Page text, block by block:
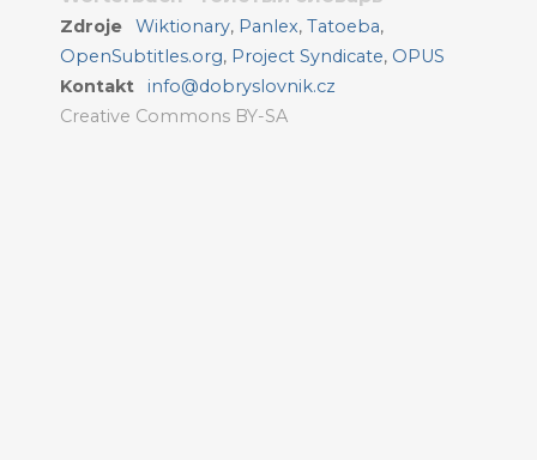
Zdroje Wiktionary, Panlex,Tatoeba,
OpenSubtitles.org, Project Syndicate, OPUS
Kontakt
info@dobryslovnik.cz
Creative Commons BY-SA